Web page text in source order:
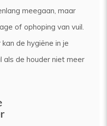
meegaan, maar
of ophoping van vuil.
de hygiëne in je
als de houder niet meer